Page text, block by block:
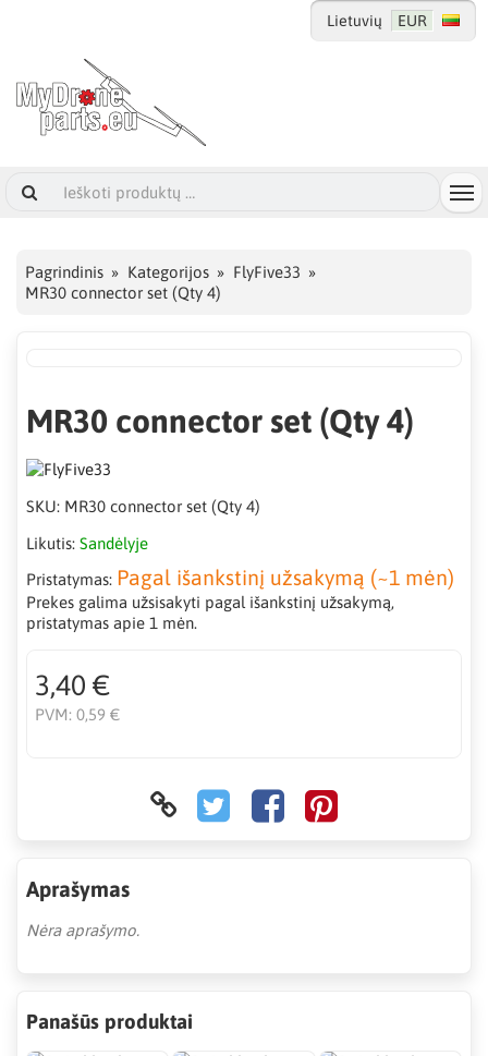
Lietuvių EUR
Pagrindinis Kategorijos
FlyFive33
MR30 connector set (Qty 4)
MR30 connector set (Qty 4)
SKU: MR30 connector set (Qty 4)
Likutis: Sandėlyje
Pristatymas: Pagal išankstinį užsakymą (~1 mėn)
Prekes galima užsisakyti pagal išankstinį užsakymą,
pristatymas apie 1 mėn.
3,40 €
PVM: 0,59 €
Aprašymas
Nėra aprašymo.
Panašūs produktai